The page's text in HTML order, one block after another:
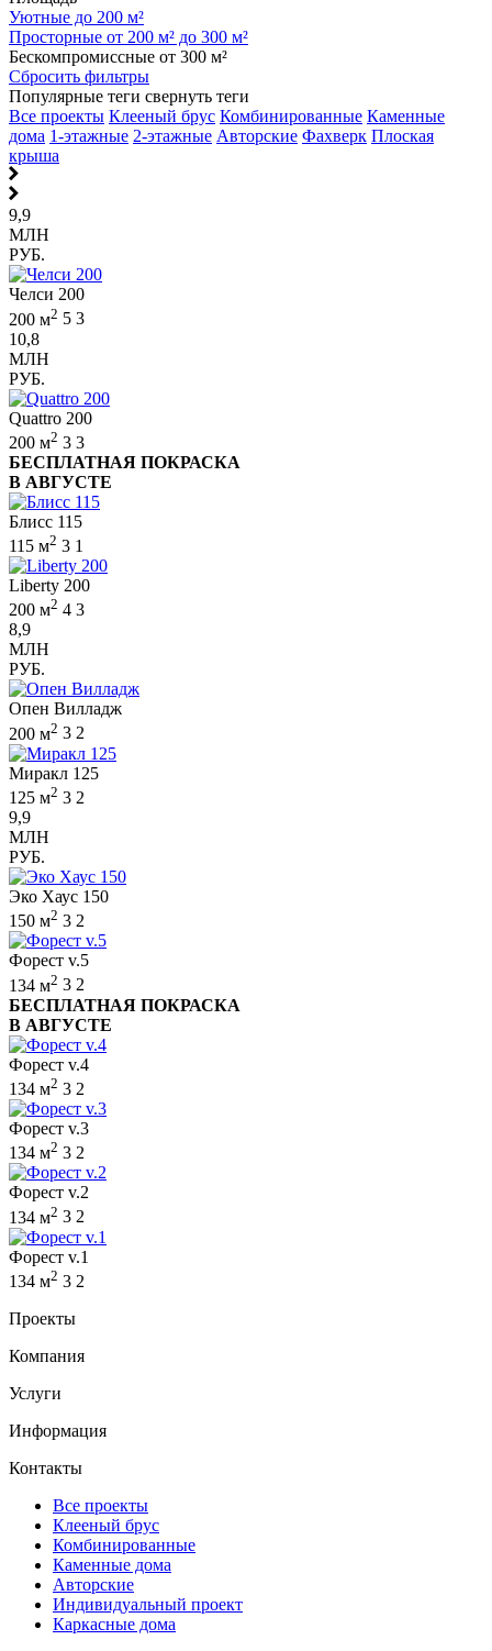
Уютные до 200 м²
Просторные от 200 м² до 300 м²
Бескомпромиссные от 300 м²
Сбросить фильтры
Популярные теги свернуть теги
Все проекты Клееный брус Комбинированные Каменные
дома 1-этажные 2-этажные Авторские Фахверк Плоская
крыша
9,9
МЛН
РУБ.
Челси 200
200 м2 5 3
10,8
МЛН
РУБ.
Quattro 200
200 м2 3 3
БЕСПЛАТНАЯ ПОКРАСКА
В АВГУСТЕ
Блисс 115
115 м2 3 1
Liberty 200
200 м2 4 3
8,9
МЛН
РУБ.
Опен Вилладж
200 м2 3 2
Миракл 125
125 м2 3 2
9,9
МЛН
РУБ.
Эко Хаус 150
150 м2 3 2
Форест v.5
134 м2 3 2
БЕСПЛАТНАЯ ПОКРАСКА
В АВГУСТЕ
Форест v.4
134 м2 3 2
Форест v.3
134 м2 3 2
Форест v.2
134 м2 3 2
Форест v.1
134 м2 3 2
Проекты
Компания
Услуги
Информация
Контакты
Все проекты
Клееный брус
Комбинированные
Каменные дома
Авторские
Индивидуальный проект
Каркасные дома